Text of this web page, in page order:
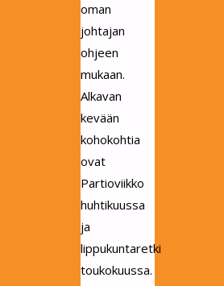
oman
johtajan
ohjeen
mukaan.
Alkavan
kevään
kohokohtia
ovat
Partioviikko
huhtikuussa
ja
lippukuntaretki
toukokuussa.